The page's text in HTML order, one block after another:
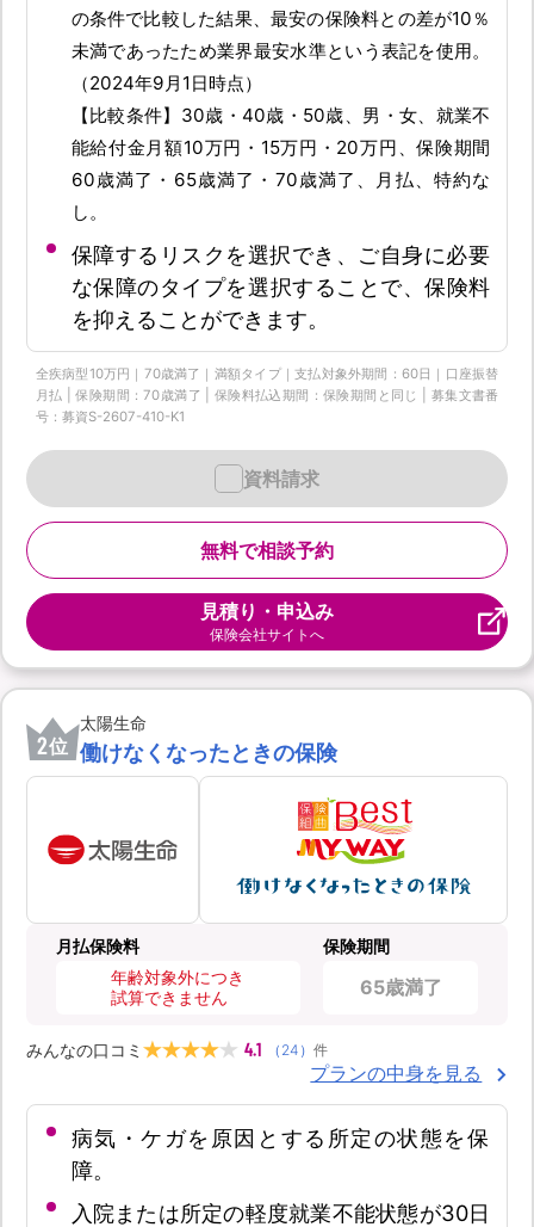
の条件で比較した結果、最安の保険料との差が10％
未満であったため業界最安水準という表記を使用。
（2024年9月1日時点）
【比較条件】30歳・40歳・50歳、男・女、就業不
能給付金月額10万円・15万円・20万円、保険期間
60歳満了・65歳満了・70歳満了、月払、特約な
し。
保障するリスクを選択でき、ご自身に必要
な保障のタイプを選択することで、保険料
を抑えることができます。
全疾病型10万円｜70歳満了｜満額タイプ｜支払対象外期間：60日｜口座振替
月払 | 保険期間：70歳満了 | 保険料払込期間：保険期間と同じ | 募集文書番
号：募資S-2607-410-K1
無料で相談予約
資料請求
見積り・申込み
保険会社サイトへ
2位
太陽生命
働けなくなったときの保険
月払保険料
年齢対象外につき
試算できません
保険期間
65歳満了
みんなの口コミ 4.1 （ 24 ） 件
プランの中身を見る
病気・ケガを原因とする所定の状態を保
障。
入院または所定の軽度就業不能状態が30日